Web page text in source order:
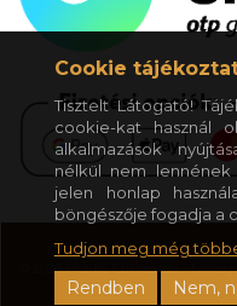
© 2020 Mokka Cukrászda -
Cookie
Tisztelt Látogató!
cookie-kat használ
alkalmazások
nélkül nem
jelen honlap
böngészője fogadja a
Tudjon meg még
Rendben Nem,